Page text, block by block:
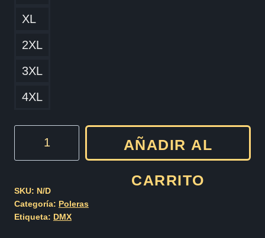
XL
2XL
3XL
4XL
AÑADIR AL
CARRITO
SKU: N/D
Categoría: Poleras
Etiqueta: DMX